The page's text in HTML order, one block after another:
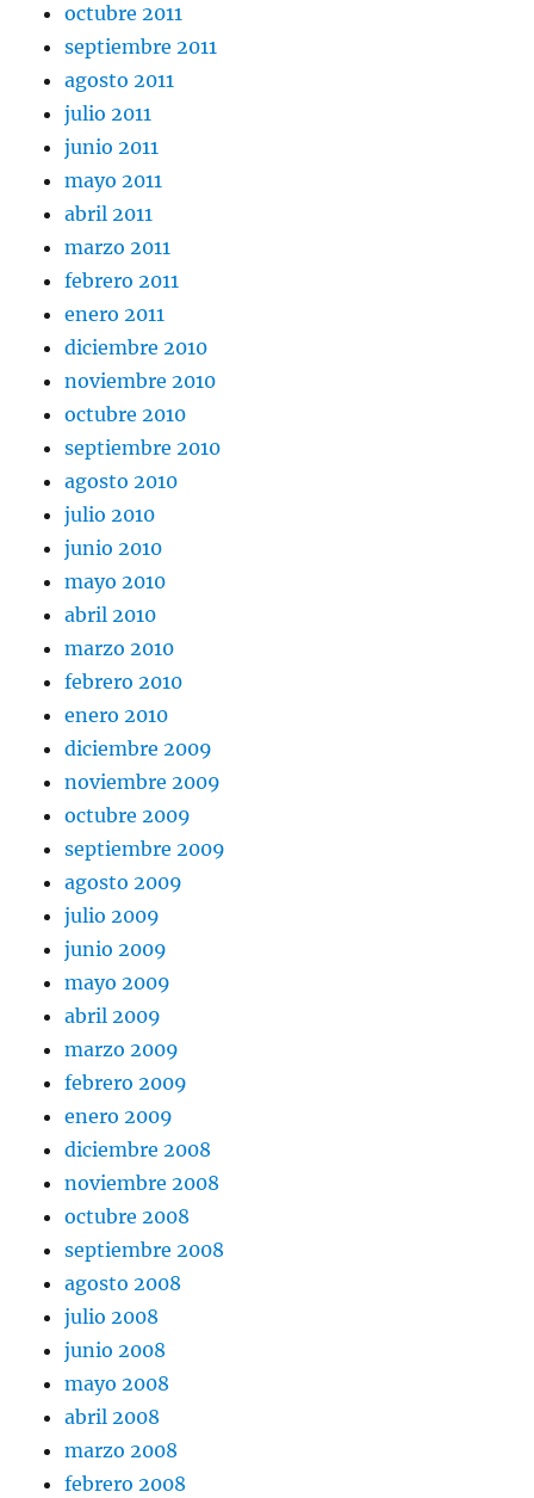
octubre 2011
septiembre 2011
agosto 2011
julio 2011
junio 2011
mayo 2011
abril 2011
marzo 2011
febrero 2011
enero 2011
diciembre 2010
noviembre 2010
octubre 2010
septiembre 2010
agosto 2010
julio 2010
junio 2010
mayo 2010
abril 2010
marzo 2010
febrero 2010
enero 2010
diciembre 2009
noviembre 2009
octubre 2009
septiembre 2009
agosto 2009
julio 2009
junio 2009
mayo 2009
abril 2009
marzo 2009
febrero 2009
enero 2009
diciembre 2008
noviembre 2008
octubre 2008
septiembre 2008
agosto 2008
julio 2008
junio 2008
mayo 2008
abril 2008
marzo 2008
febrero 2008